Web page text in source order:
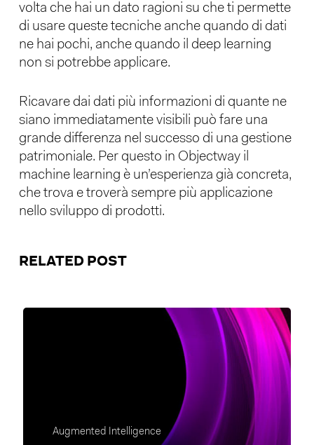
volta che hai un dato ragioni su che ti permette
di usare queste tecniche anche quando di dati
ne hai pochi, anche quando il deep learning
non si potrebbe applicare.
Ricavare dai dati più informazioni di quante ne
siano immediatamente visibili può fare una
grande differenza nel successo di una gestione
patrimoniale. Per questo in Objectway il
machine learning è un’esperienza già concreta,
che trova e troverà sempre più applicazione
nello sviluppo di prodotti.
RELATED POST
Augmented Intelligence